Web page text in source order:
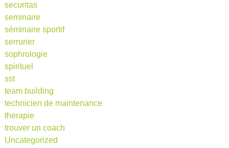
securitas
seminaire
séminaire sportif
serrurier
sophrologie
spirituel
sst
team building
technicien de maintenance
therapie
trouver un coach
Uncategorized